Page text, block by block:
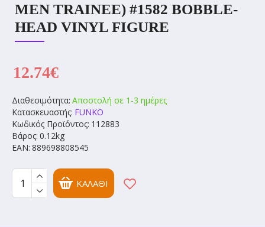
MEN TRAINEE) #1582 BOBBLE-
HEAD VINYL FIGURE
Διαθεσιμότητα: Αποστολή σε 1-3 ημέρες
Κατασκευαστής: FUNKO
Κωδικός Προϊόντος: 112883
Βάρος: 0.12kg
EAN: 889698808545
12.74€
ΚΑΛΆΘΙ